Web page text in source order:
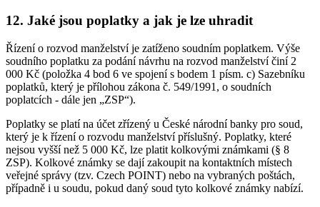
12. Jaké jsou poplatky a jak je lze uhradit
Řízení o rozvod manželství je zatíženo soudním poplatkem. Výše
soudního poplatku za podání návrhu na rozvod manželství činí 2
000 Kč (položka 4 bod 6 ve spojení s bodem 1 písm. c) Sazebníku
poplatků, který je přílohou zákona č. 549/1991, o soudních
poplatcích - dále jen „ZSP“).
Poplatky se platí na účet zřízený u České národní banky pro soud,
který je k řízení o rozvodu manželství příslušný. Poplatky, které
nejsou vyšší než 5 000 Kč, lze platit kolkovými známkami (§ 8
ZSP). Kolkové známky se dají zakoupit na kontaktních místech
veřejné správy (tzv. Czech POINT) nebo na vybraných poštách,
případně i u soudu, pokud daný soud tyto kolkové známky nabízí.